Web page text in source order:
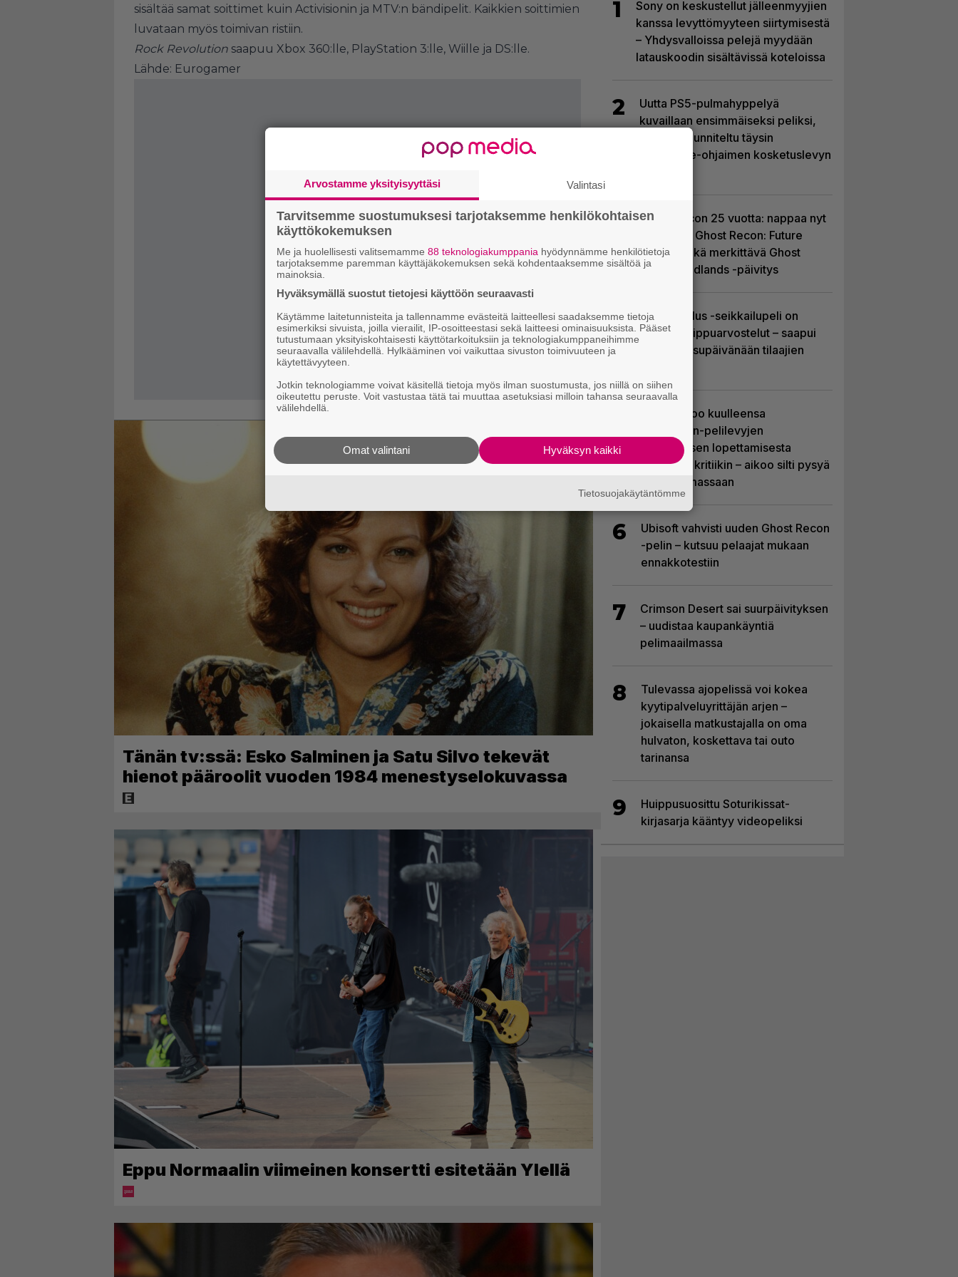
sisältää samat soittimet kuin Activisionin ja MTV:n bändipelit. Kaikkien soittimien
luvataan myös toimivan ristiin.
Rock Revolution saapuu Xbox 360:lle, PlayStation 3:lle, Wiille ja DS:lle.
Lähde: Eurogamer
Tänän tv:ssä: Esko Salminen ja Satu Silvo tekevät
hienot pääroolit vuoden 1984 menestyselokuvassa
Eppu Normaalin viimeinen konsertti esitetään Ylellä
1
Sony on keskustellut jälleenmyyjien
kanssa levyttömyyteen siirtymisestä
– Yhdysvalloissa pelejä myydään
latauskoodin sisältävissä koteloissa
2
Uutta PS5-pulmahyppelyä
kuvaillaan ensimmäiseksi peliksi,
joka on suunniteltu täysin
DualSense-ohjaimen kosketuslevyn
3
Ghost Recon 25 vuotta: nappaa nyt
ilmaiseksi Ghost Recon: Future
Soldier sekä merkittävä Ghost
Recon Wildlands -päivitys
4
Uusi PS Plus -seikkailupeli on
saanut huippuarvostelut – saapui
heti julkaisupäivänään tilaajien
Sony kertoo kuulleensa
PlayStation-pelilevyjen
valmistuksen lopettamisesta
nousseen kritiikin – aikoo silti pysyä
suunnitelmassaan
6
Ubisoft vahvisti uuden Ghost Recon
-pelin – kutsuu pelaajat mukaan
ennakkotestiin
7
Crimson Desert sai suurpäivityksen
– uudistaa kaupankäyntiä
pelimaailmassa
8
Tulevassa ajopelissä voi kokea
kyytipalveluyrittäjän arjen –
jokaisella matkustajalla on oma
hulvaton, koskettava tai outo
tarinansa
9
Huippusuosittu Soturikissat-
kirjasarja kääntyy videopeliksi
Arvostamme yksityisyyttäsi Valintasi
Tarvitsemme suostumuksesi tarjotaksemme henkilökohtaisen
käyttökokemuksen
Me ja huolellisesti valitsemamme 88 teknologiakumppania hyödynnämme henkilötietoja
tarjotaksemme paremman käyttäjäkokemuksen sekä kohdentaaksemme sisältöä ja
mainoksia.
Hyväksymällä suostut tietojesi käyttöön seuraavasti
Käytämme laitetunnisteita ja tallennamme evästeitä laitteellesi saadaksemme tietoja
esimerkiksi sivuista, joilla vierailit, IP-osoitteestasi sekä laitteesi ominaisuuksista. Pääset
tutustumaan yksityiskohtaisesti käyttötarkoituksiin ja teknologiakumppaneihimme
seuraavalla välilehdellä. Hylkääminen voi vaikuttaa sivuston toimivuuteen ja
käytettävyyteen.
Jotkin teknologiamme voivat käsitellä tietoja myös ilman suostumusta, jos niillä on siihen
oikeutettu peruste. Voit vastustaa tätä tai muuttaa asetuksiasi milloin tahansa seuraavalla
välilehdellä.
Hyväksyn kaikki
Omat valintani
Tietosuojakäytäntömme